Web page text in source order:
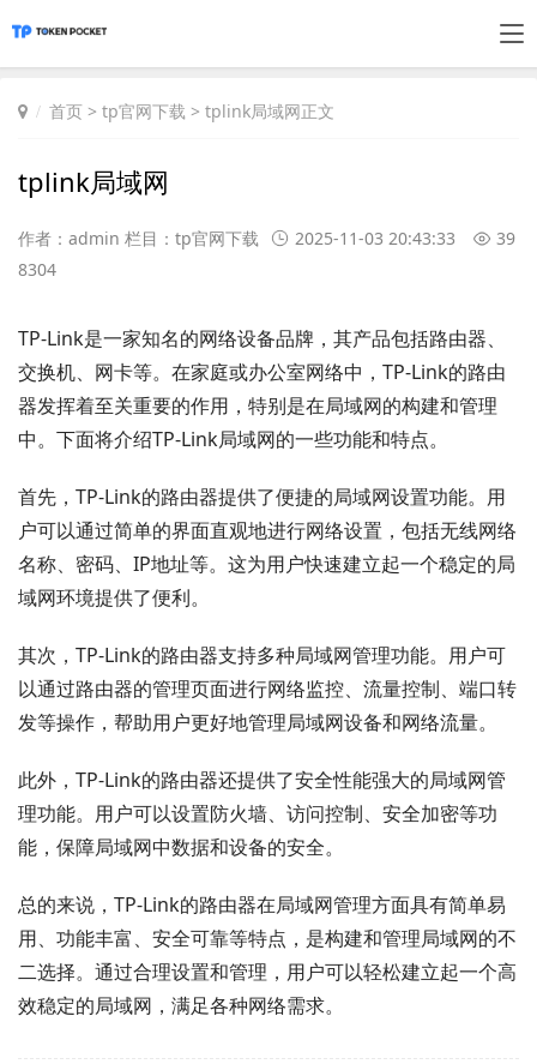
首页 > tp官网下载 > tplink局域网正文
tplink局域网
作者：admin 栏目： tp官网下载 2025-11-03 20:43:33
39
8304
TP-Link是一家知名的网络设备品牌，其产品包括路由器、
交换机、网卡等。在家庭或办公室网络中，TP-Link的路由
器发挥着至关重要的作用，特别是在局域网的构建和管理
中。下面将介绍TP-Link局域网的一些功能和特点。
首先，TP-Link的路由器提供了便捷的局域网设置功能。用
户可以通过简单的界面直观地进行网络设置，包括无线网络
名称、密码、IP地址等。这为用户快速建立起一个稳定的局
域网环境提供了便利。
其次，TP-Link的路由器支持多种局域网管理功能。用户可
以通过路由器的管理页面进行网络监控、流量控制、端口转
发等操作，帮助用户更好地管理局域网设备和网络流量。
此外，TP-Link的路由器还提供了安全性能强大的局域网管
理功能。用户可以设置防火墙、访问控制、安全加密等功
能，保障局域网中数据和设备的安全。
总的来说，TP-Link的路由器在局域网管理方面具有简单易
用、功能丰富、安全可靠等特点，是构建和管理局域网的不
二选择。通过合理设置和管理，用户可以轻松建立起一个高
效稳定的局域网，满足各种网络需求。